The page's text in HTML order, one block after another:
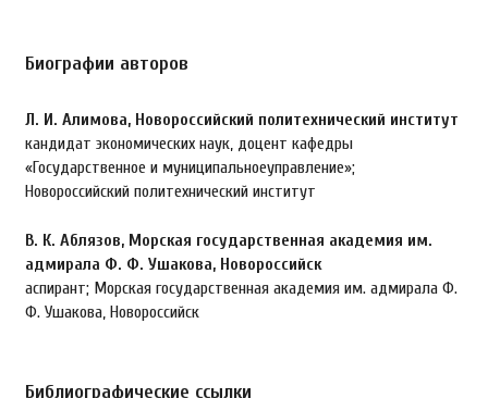
Биографии авторов
Л. И. Алимова, Новороссийский политехнический институт
кандидат экономических наук, доцент кафедры
«Государственное и муниципальноеуправление»;
Новороссийский политехнический институт
В. К. Аблязов, Морская государственная академия им.
адмирала Ф. Ф. Ушакова, Новороссийск
аспирант; Морская государственная академия им. адмирала Ф.
Ф. Ушакова, Новороссийск
Библиографические ссылки